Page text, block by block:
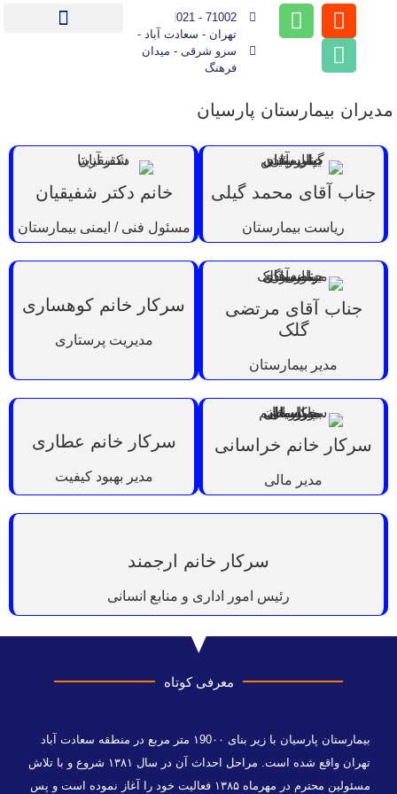
71002 - 021
تهران - سعادت آباد -
سرو شرقی - میدان
فرهنگ
مدیران بیمارستان پارسیان
جناب آقای محمد گیلی
ریاست بیمارستان
خانم دکتر شفیقیان
مسئول فنی / ایمنی بیمارستان
جناب آقای مرتضی
گلک
مدیر بیمارستان
سرکار خانم کوهساری
مدیریت پرستاری
سرکار خانم خراسانی
مدیر مالی
سرکار خانم عطاری
مدیر بهبود کیفیت
سرکار خانم ارجمند
رئیس امور اداری و منابع انسانی
معرفی کوتاه
بیمارستان پارسیان با زیر بنای ۱90۰۰ متر مربع در منطقه سعادت آباد
تهران واقع شده است. مراحل احداث آن در سال ۱۳۸۱ شروع و با تلاش
مسئولین محترم در مهرماه ۱۳۸۵ فعالیت خود را آغاز نموده است و پس